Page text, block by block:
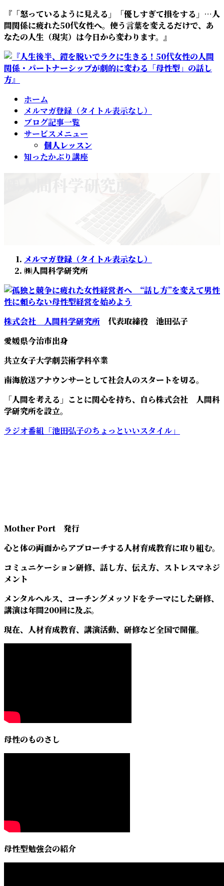
コ
ン
テ
ン
ツ
へ
ス
ナ
ビ
ゲ
ー
シ
ョ
ン
『「怒っているように見える」「優しすぎて損をする」…人
間関係に疲れた50代女性へ。使う言葉を変えるだけで、あ
なたの人生（現実）は今日から変わります。』
ホーム
メルマガ登録（タイトル表示なし）
ブログ記事一覧
サービスメニュー
個人レッスン
知ったかぶり講座
メルマガ登録（タイトル表示なし）
㈱人間科学研究所
株式会社 人間科学研究所 代表取締役 池田弘子
愛媛県今治市出身
共立女子大学劇芸術学科卒業
南海放送アナウンサーとして社会人のスタートを切る。
「人間を考える」ことに関心を持ち、自ら株式会社 人間科
学研究所を設立。
ラジオ番組「池田弘子のちょっといいスタイル」
Mother Port 発行
心と体の両面からアプローチする人材育成教育に取り組む。
コミュニケーション研修、話し方、伝え方、ストレスマネジ
メント
メンタルヘルス、コーチングメッソドをテーマにした研修、
講演は年間200回に及ぶ。
現在、人材育成教育、講演活動、研修など全国で開催。
母性のものさし
母性型勉強会の紹介